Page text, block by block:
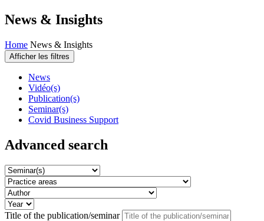
News & Insights
Home News & Insights
Afficher les filtres
News
Vidéo(s)
Publication(s)
Seminar(s)
Covid Business Support
Advanced search
Title of the publication/seminar